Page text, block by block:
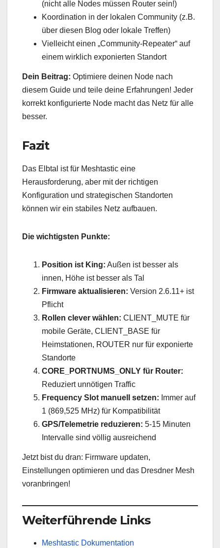
(nicht alle Nodes müssen Router sein!)
Koordination in der lokalen Community (z.B.
über diesen Blog oder lokale Treffen)
Vielleicht einen „Community-Repeater“ auf
einem wirklich exponierten Standort
Dein Beitrag: Optimiere deinen Node nach
diesem Guide und teile deine Erfahrungen! Jeder
korrekt konfigurierte Node macht das Netz für alle
besser.
Fazit
Das Elbtal ist für Meshtastic eine
Herausforderung, aber mit der richtigen
Konfiguration und strategischen Standorten
können wir ein stabiles Netz aufbauen.
Die wichtigsten Punkte:
Position ist King: Außen ist besser als
innen, Höhe ist besser als Tal
Firmware aktualisieren: Version 2.6.11+ ist
Pflicht
Rollen clever wählen: CLIENT_MUTE für
mobile Geräte, CLIENT_BASE für
Heimstationen, ROUTER nur für exponierte
Standorte
CORE_PORTNUMS_ONLY für Router:
Reduziert unnötigen Traffic
Frequency Slot manuell setzen: Immer auf
1 (869,525 MHz) für Kompatibilität
GPS/Telemetrie reduzieren: 5-15 Minuten
Intervalle sind völlig ausreichend
Jetzt bist du dran: Firmware updaten,
Einstellungen optimieren und das Dresdner Mesh
voranbringen!
Weiterführende Links
Meshtastic Dokumentation